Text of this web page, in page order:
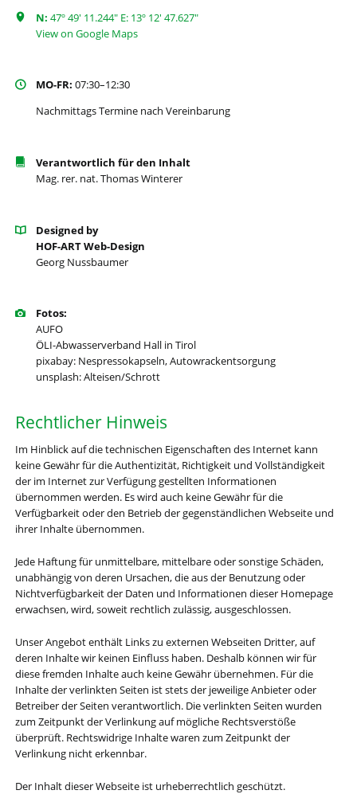
N: 47º 49' 11.244" E: 13º 12' 47.627"
View on Google Maps
MO-FR: 07:30–12:30
Nachmittags Termine nach Vereinbarung
Verantwortlich für den Inhalt
Mag. rer. nat. Thomas Winterer
Designed by
HOF-ART Web-Design
Georg Nussbaumer
Fotos:
AUFO
ÖLI-Abwasserverband Hall in Tirol
pixabay: Nespressokapseln, Autowrackentsorgung
unsplash: Alteisen/Schrott
Rechtlicher Hinweis
Im Hinblick auf die technischen Eigenschaften des Internet kann
keine Gewähr für die Authentizität, Richtigkeit und Vollständigkeit
der im Internet zur Verfügung gestellten Informationen
übernommen werden. Es wird auch keine Gewähr für die
Verfügbarkeit oder den Betrieb der gegenständlichen Webseite und
ihrer Inhalte übernommen.
Jede Haftung für unmittelbare, mittelbare oder sonstige Schäden,
unabhängig von deren Ursachen, die aus der Benutzung oder
Nichtverfügbarkeit der Daten und Informationen dieser Homepage
erwachsen, wird, soweit rechtlich zulässig, ausgeschlossen.
Unser Angebot enthält Links zu externen Webseiten Dritter, auf
deren Inhalte wir keinen Einfluss haben. Deshalb können wir für
diese fremden Inhalte auch keine Gewähr übernehmen. Für die
Inhalte der verlinkten Seiten ist stets der jeweilige Anbieter oder
Betreiber der Seiten verantwortlich. Die verlinkten Seiten wurden
zum Zeitpunkt der Verlinkung auf mögliche Rechtsverstöße
überprüft. Rechtswidrige Inhalte waren zum Zeitpunkt der
Verlinkung nicht erkennbar.
Der Inhalt dieser Webseite ist urheberrechtlich geschützt.